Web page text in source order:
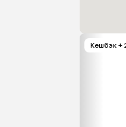
Кешбэк +